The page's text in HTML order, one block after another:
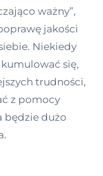
ważny”,
jakości
Niekiedy
się,
trudności,
z pomocy
będzie dużo